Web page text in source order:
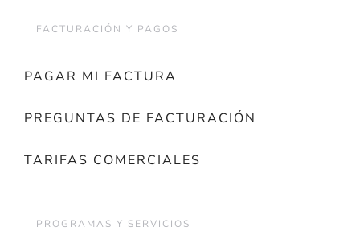
FACTURACIÓN Y PAGOS
PAGAR MI FACTURA
PREGUNTAS DE FACTURACIÓN
TARIFAS COMERCIALES
PROGRAMAS Y SERVICIOS